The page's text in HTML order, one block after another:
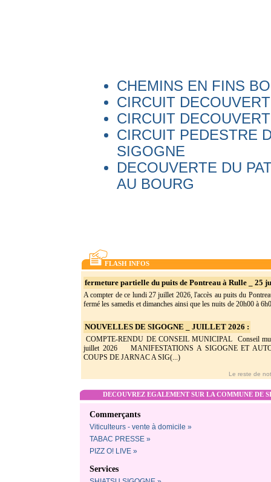
CHEMINS EN FINS
CIRCUIT
CIRCUIT
CIRCUIT PEDESTRE
SIGOGNE
DECOUVERTE DU
AU BOURG
FLASH INFOS
fermeture partielle du puits de Pontreau à Rulle _ 25
A compter de ce lundi 27 juillet 2026, l'accès au puits du
fermé les samedis et dimanches ainsi que les nuits de 20h00 à
NOUVELLES DE SIGOGNE _ JUILLET 2026 :
COMPTE-RENDU DE CONSEIL MUNICIPAL Conseil
juillet 2026 MANIFESTATIONS A SIGOGNE ET
COUPS DE JARNAC A SIG(...)
Le reste de
DECOUVREZ EGALEMENT SUR LA COMMUNE DE
Commerçants
Viticulteurs - vente à domicile »
TABAC PRESSE »
PIZZ O! LIVE »
Services